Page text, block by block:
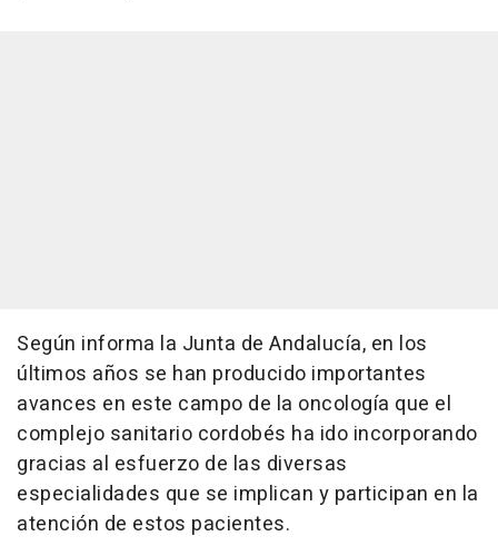
Según informa la Junta de Andalucía, en los
últimos años se han producido importantes
avances en este campo de la oncología que el
complejo sanitario cordobés ha ido incorporando
gracias al esfuerzo de las diversas
especialidades que se implican y participan en la
atención de estos pacientes.